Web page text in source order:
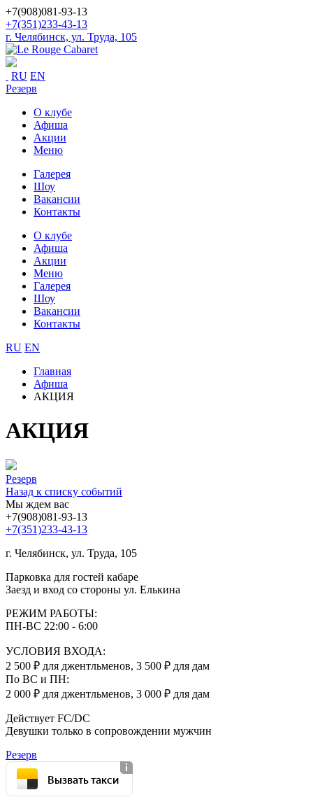
+7(908)081-93-13
+7(351)233-43-13
г. Челябинск, ул. Труда, 105
RU EN
Резерв
О клубе
Афиша
Акции
Меню
Галерея
Шоу
Вакансии
Контакты
О клубе
Афиша
Акции
Меню
Галерея
Шоу
Вакансии
Контакты
RU EN
Главная
Афиша
АКЦИЯ
АКЦИЯ
Резерв
Назад к списку событий
Мы ждем вас
+7(908)081-93-13
+7(351)233-43-13
г. Челябинск, ул. Труда, 105
Парковка для гостей кабаре
Заезд и вход со стороны ул. Елькина
РЕЖИМ РАБОТЫ:
ПН-ВС 22:00 - 6:00
УСЛОВИЯ ВХОДА:
2 500 ₽ для джентльменов, 3 500 ₽ для дам
По ВС и ПН:
2 000 ₽ для джентльменов, 3 000 ₽ для дам
Действует FC/DC
Девушки только в сопровождении мужчин
Резерв
Вызвать такси